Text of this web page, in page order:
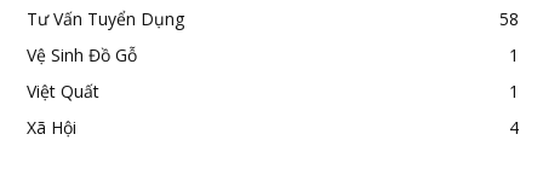
Tư Vấn Tuyển Dụng
58
Vệ Sinh Đồ Gỗ
1
Việt Quất
1
Xã Hội
4